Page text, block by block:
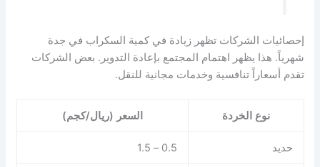
إحصائيات الشركات تظهر زيادة في كمية السكراب في جدة
شهرياً. هذا يظهر اهتمام المجتمع بإعادة التدوير. بعض الشركات
تقدم أسعاراً تنافسية وخدمات مجانية للنقل.
نوع الخردة السعر (ريال/كجم)
حديد 0.5 – 1.5